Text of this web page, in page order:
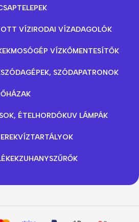
VÍZIRODAI VÍZADAGOLÓK
MOSÓGÉP VÍZKŐMENTESÍTŐK
SZÓDAGÉPEK, SZÓDAPATRONOK
ÉTELHORDÓKUV LÁMPÁK
VÍZTARTÁLYOK
ZUHANYSZŰRŐK